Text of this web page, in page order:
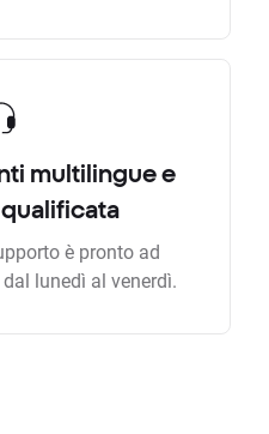
multilingue e
è pronto ad
lunedì al venerdì.